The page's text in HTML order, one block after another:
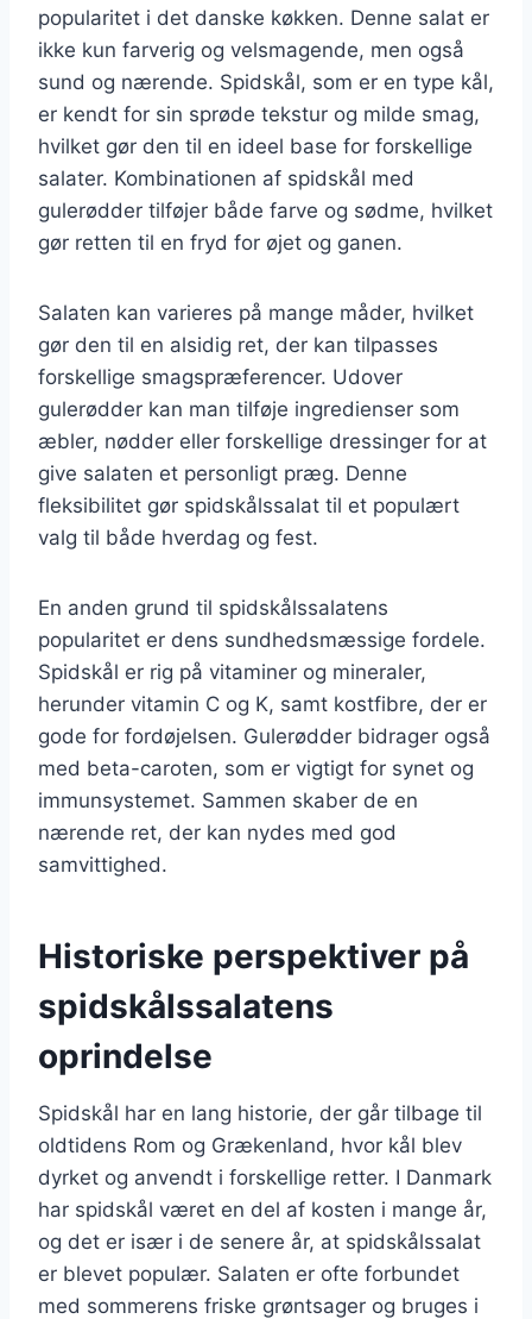
popularitet i det danske køkken. Denne salat er
ikke kun farverig og velsmagende, men også
sund og nærende. Spidskål, som er en type kål,
er kendt for sin sprøde tekstur og milde smag,
hvilket gør den til en ideel base for forskellige
salater. Kombinationen af spidskål med
gulerødder tilføjer både farve og sødme, hvilket
gør retten til en fryd for øjet og ganen.
Salaten kan varieres på mange måder, hvilket
gør den til en alsidig ret, der kan tilpasses
forskellige smagspræferencer. Udover
gulerødder kan man tilføje ingredienser som
æbler, nødder eller forskellige dressinger for at
give salaten et personligt præg. Denne
fleksibilitet gør spidskålssalat til et populært
valg til både hverdag og fest.
En anden grund til spidskålssalatens
popularitet er dens sundhedsmæssige fordele.
Spidskål er rig på vitaminer og mineraler,
herunder vitamin C og K, samt kostfibre, der er
gode for fordøjelsen. Gulerødder bidrager også
med beta-caroten, som er vigtigt for synet og
immunsystemet. Sammen skaber de en
nærende ret, der kan nydes med god
samvittighed.
Historiske perspektiver på
spidskålssalatens
oprindelse
Spidskål har en lang historie, der går tilbage til
oldtidens Rom og Grækenland, hvor kål blev
dyrket og anvendt i forskellige retter. I Danmark
har spidskål været en del af kosten i mange år,
og det er især i de senere år, at spidskålssalat
er blevet populær. Salaten er ofte forbundet
med sommerens friske grøntsager og bruges i